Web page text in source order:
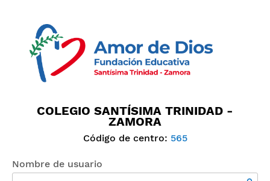
COLEGIO SANTÍSIMA TRINIDAD -
ZAMORA
Código de centro: 565
Nombre de usuario